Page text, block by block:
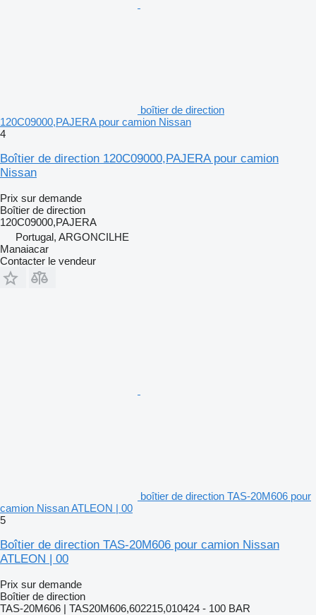
boîtier de direction
120C09000,PAJERA pour camion Nissan
4
Boîtier de direction 120C09000,PAJERA pour camion
Nissan
Prix sur demande
Boîtier de direction
120C09000,PAJERA
Portugal, ARGONCILHE
Manaiacar
Contacter le vendeur
boîtier de direction TAS-20M606 pour
camion Nissan ATLEON | 00
5
Boîtier de direction TAS-20M606 pour camion Nissan
ATLEON | 00
Prix sur demande
Boîtier de direction
TAS-20M606 | TAS20M606,602215,010424 - 100 BAR